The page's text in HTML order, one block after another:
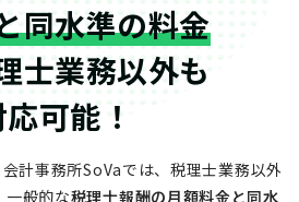
同水準の料金
士業務以外も
可能！
計事務所SoVaでは、税理士業務以外
一般的な税理士報酬の月額料金と同水